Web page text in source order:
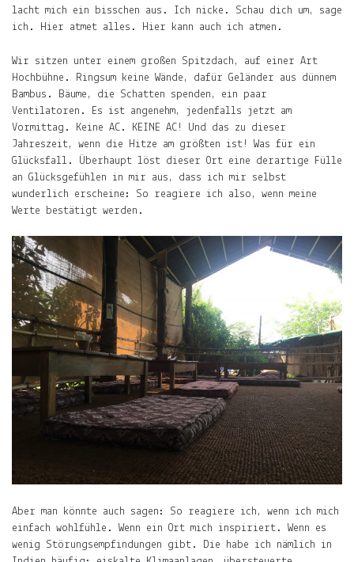
der
Mond,
Name
meiner
Tochter
und
die
Notiz.
Auf
ljuno
ich:
Notizen
über
mein
Leben.
das
Frau-
und
mit
Kind.
lacht mich ein bisschen aus. Ich nicke. Schau dich um, sage
ich. Hier atmet alles. Hier kann auch ich atmen.
Wir sitzen unter einem großen Spitzdach, auf einer Art
Hochbühne. Ringsum keine Wände, dafür Geländer aus dünnem
Bambus. Bäume, die Schatten spenden, ein paar
Ventilatoren. Es ist angenehm, jedenfalls jetzt am
Vormittag. Keine AC. KEINE AC! Und das zu dieser
Jahreszeit, wenn die Hitze am größten ist! Was für ein
Glücksfall. Überhaupt löst dieser Ort eine derartige Fülle
an Glücksgefühlen in mir aus, dass ich mir selbst
wunderlich erscheine: So reagiere ich also, wenn meine
Werte bestätigt werden.
Aber man könnte auch sagen: So reagiere ich, wenn ich mich
einfach wohlfühle. Wenn ein Ort mich inspiriert. Wenn es
wenig Störungsempfindungen gibt. Die habe ich nämlich in